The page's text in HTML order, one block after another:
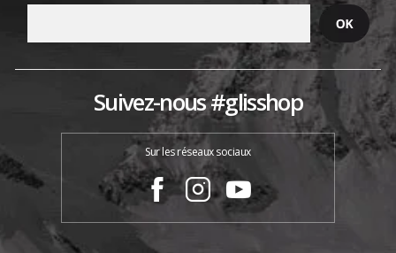
Suivez-nous #glisshop
Sur les réseaux sociaux